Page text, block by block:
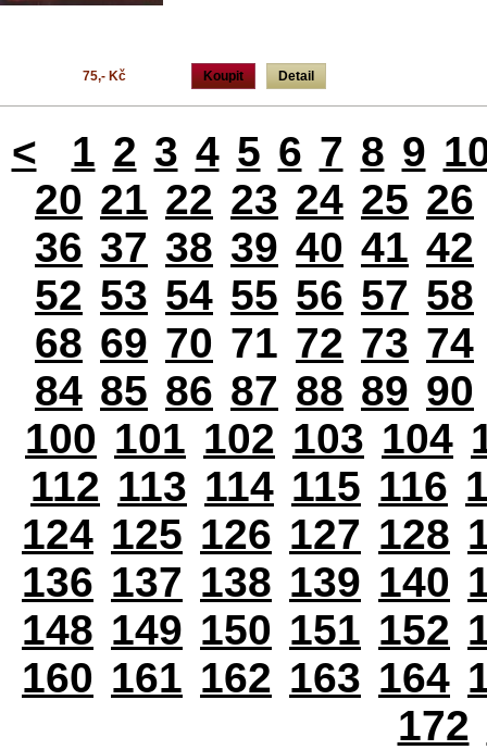
Koupit Detail
75,- Kč
< 1 2 3 4 5 6 7 8 9
20 21 22 23 24 25 26
36 37 38 39 40 41 42
52 53 54 55 56 57 58
68 69 70 71 72 73 74
84 85 86 87 88 89 90
100 101 102 103 104
112 113 114 115 116
124 125 126 127 128
136 137 138 139 140
148 149 150 151 152
160 161 162 163 164
172